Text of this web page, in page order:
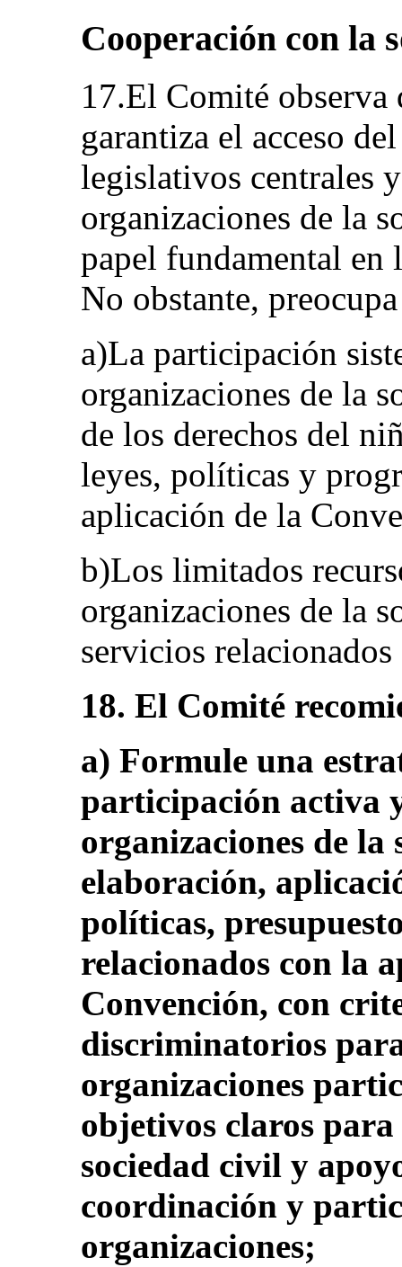
Cooperación con la
17.El Comité
garantiza el acceso
legislativos centrales
organizaciones de la
papel fundamental en
No obstante,
a)La participación
organizaciones de la
de los derechos del
leyes, políticas y
aplicación de la
b)Los limitados
organizaciones de la
servicios
18. El Comité
a) Formule una
participación activa
organizaciones de la
elaboración,
políticas,
relacionados con la
Convención, con
discriminatorios
organizaciones
objetivos claros
sociedad civil y
coordinación y
organizaciones;